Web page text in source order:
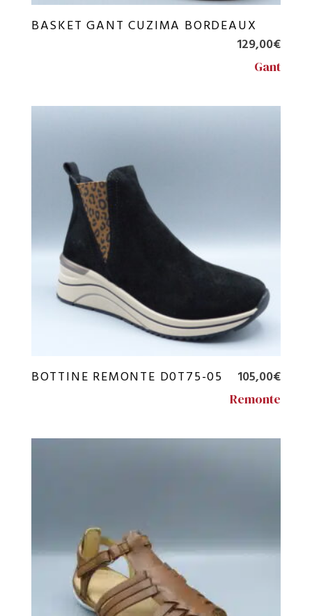
BASKET GANT CUZIMA BORDEAUX
129,00€
Gant
BOTTINE REMONTE D0T75-05 105,00€
Remonte